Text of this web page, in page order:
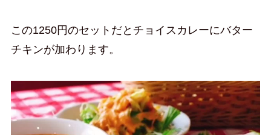
この1250円のセットだとチョイスカレーにバター
チキンが加わります。